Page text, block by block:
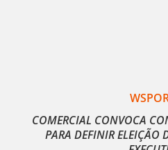
COMERCIAL CONVOCA
PARA DEFINIR ELEIÇÃO